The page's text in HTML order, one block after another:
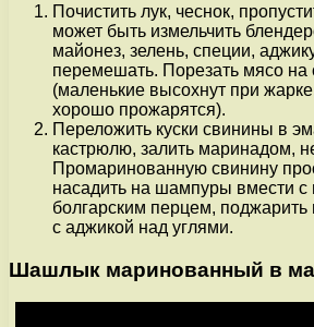
Почистить лук, чеснок,
может быть измельчить
майонез, зелень, специи,
перемешать. Порезать мясо на
(маленькие высохнут при
хорошо прожарятся).
Переложить куски свинины в
кастрюлю, залить маринадом,
Промаринованную свинину
насадить на шампуры вмести
болгарским перцем,
с аджикой над углями.
Шашлык маринованный в